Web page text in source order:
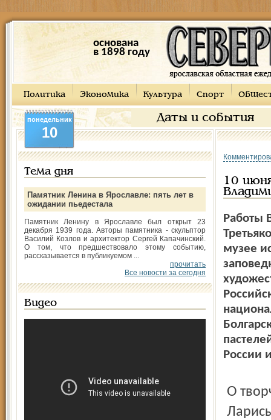
основана
в 1898 году
Политика Экономика Культура Спорт
Даты и события
понедельник
10
Тема дня
Памятник Ленина в Ярославле: пять лет в
ожидании пьедестала
Памятник Ленину в Ярославле был открыт 23
декабря 1939 года. Авторы памятника - скульптор
Василий Козлов и архитектор Сергей Капачинский.
О том, что предшествовало этому событию,
рассказывается в публикуемом ...
прочитать
Все новости за сегодня
Видео
10
Работы
музее
России
О творчестве Владимира Сибрина читайте в очерке